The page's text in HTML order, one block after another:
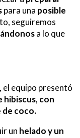
para una posible
seguiremos
a lo que
, el equipo presentó
hibiscus, con
de coco.
un helado y un